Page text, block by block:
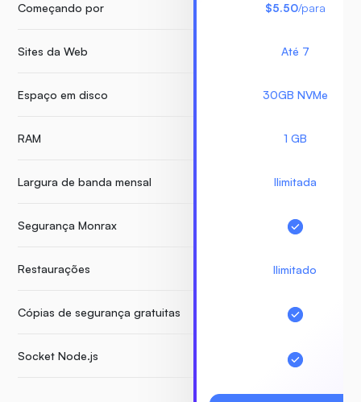
Começando por
Sites da Web
Espaço em disco
RAM
Largura de banda mensal
Segurança Monrax
Restaurações
Cópias de segurança gratuitas
Socket Node.js
$5.50/para
Até 7
30GB NVMe
1 GB
Ilimitada
Ilimitado